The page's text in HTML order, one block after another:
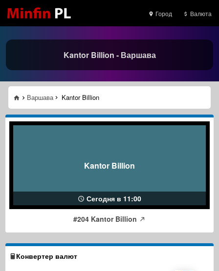
Город Валюта
Kantor Billion - Варшава
Варшава Kantor Billion
Kantor Billion
Сегодня в 11:00
#204 Kantor Billion
Конвертер валют